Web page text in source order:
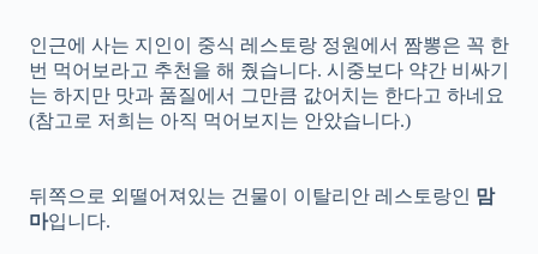
인근에 사는 지인이 중식 레스토랑 정원에서 짬뽕은 꼭 한
번 먹어보라고 추천을 해 줬습니다. 시중보다 약간 비싸기
는 하지만 맛과 품질에서 그만큼 값어치는 한다고 하네요
(참고로 저희는 아직 먹어보지는 안았습니다.)
뒤쪽으로 외떨어져있는 건물이 이탈리안 레스토랑인 맘
마입니다.